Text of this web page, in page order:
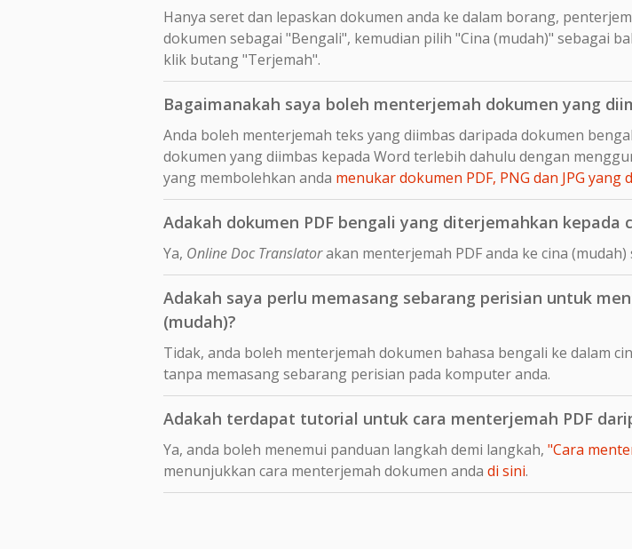
Hanya seret dan lepaskan dokumen anda ke dalam borang,
dokumen sebagai "Bengali", kemudian pilih "Cina (mudah)" sebagai
klik butang "Terjemah".
Bagaimanakah saya boleh menterjemah dokumen yang
Anda boleh menterjemah teks yang diimbas daripada dokumen
dokumen yang diimbas kepada Word terlebih dahulu dengan
yang membolehkan anda menukar dokumen PDF, PNG dan JPG
Adakah dokumen PDF bengali yang diterjemahkan
Ya, Online Doc Translatorakan menterjemah PDF anda ke cina
Adakah saya perlu memasang sebarang perisian untuk
(mudah)?
Tidak, anda boleh menterjemah dokumen bahasa bengali ke dalam
tanpa memasang sebarang perisian pada komputer anda.
Adakah terdapat tutorial untuk cara menterjemah PDF
Ya, anda boleh menemui panduan langkah demi langkah, "Cara
menunjukkan cara menterjemah dokumen anda di sini.